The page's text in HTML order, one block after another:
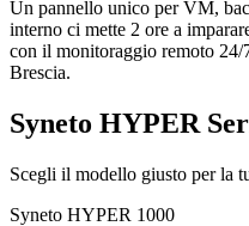
Un pannello unico per VM,
interno ci mette 2 ore a
con il monitoraggio remoto
Brescia.
Syneto HYPER
Scegli il modello giusto per la
Syneto HYPER 1000